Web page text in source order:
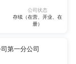
公司状态
存续（在营、开业、在
册）
第一分公司